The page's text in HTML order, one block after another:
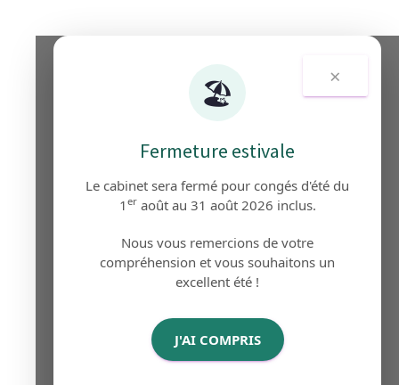
×
🏖️
Fermeture estivale
Le cabinet sera fermé pour congés d'été du
1 eraoût au 31 août 2026 inclus.
Nous vous remercions de votre
compréhension et vous souhaitons un
excellent été !
J'AI COMPRIS